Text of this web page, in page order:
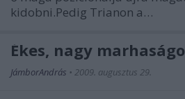
kidobni.Pedig Trianon a…
Ékes, nagy
JámborAndrás • 2009. augusztus 29.